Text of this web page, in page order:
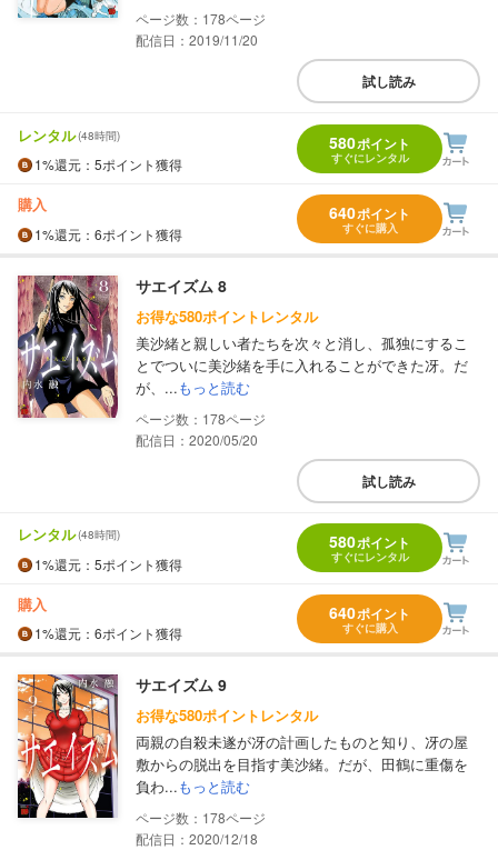
178
配信日：2019/11/20
試し読み
レンタル(48時間)
1%還元 ：5ポイント獲得
580ポイント
すぐにレンタル
購入
1%還元 ：6ポイント獲得
640ポイント
すぐに購入
サエイズム 8
お得な580ポイントレンタル
美沙緒と親しい者たちを次々と消し、孤独にするこ
とでついに美沙緒を手に入れることができた冴。だ
が、...もっと読む
178
配信日：2020/05/20
試し読み
レンタル(48時間)
1%還元 ：5ポイント獲得
580ポイント
すぐにレンタル
購入
1%還元 ：6ポイント獲得
640ポイント
すぐに購入
サエイズム 9
お得な580ポイントレンタル
両親の自殺未遂が冴の計画したものと知り、冴の屋
敷からの脱出を目指す美沙緒。だが、田鶴に重傷を
負わ...もっと読む
178
配信日：2020/12/18